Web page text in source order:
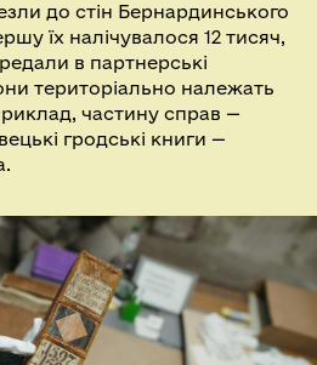
до стін Бернардинського
їх налічувалося 12 тисяч,
в партнерські
територіально належать
частину справ —
гродські книги —